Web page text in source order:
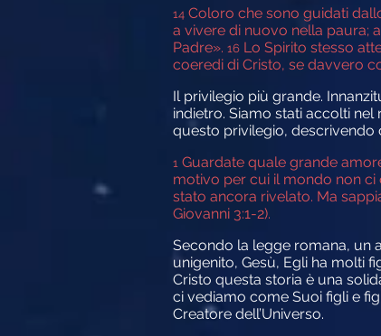
14 Coloro che sono guidati
a vivere di nuovo nella paura;
Padre». 16 Lo Spirito stesso
coeredi di Cristo, se davvero
Il privilegio più grande.
indietro. Siamo stati accolti
questo privilegio, descrivendo
1 Guardate quale grande
motivo per cui il mondo non
stato ancora rivelato. Ma
Giovanni 3:1-2).
Secondo la legge romana, un
unigenito, Gesù, Egli ha molti
Cristo questa storia è una
ci vediamo come Suoi figli e
Creatore dell’Universo.